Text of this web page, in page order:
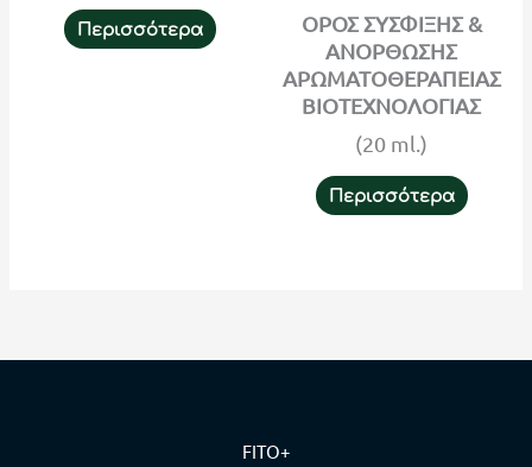
Περισσότερα
ΟΡΟΣ ΣΥΣΦΙΞΗΣ &
ΑΝΟΡΘΩΣΗΣ
ΑΡΩΜΑΤΟΘΕΡΑΠΕΙΑΣ
ΒΙΟΤΕΧΝΟΛΟΓΙΑΣ
(20 ml.)
Περισσότερα
FITO+